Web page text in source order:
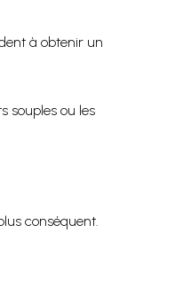
à obtenir un
souples ou les
conséquent.